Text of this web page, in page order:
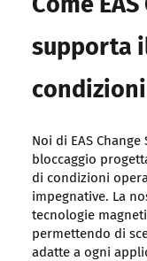
Come
supporta
Noi di EAS
bloccaggio
di condizioni
impegnative. La
tecnologie
permettendo di
adatte a ogni